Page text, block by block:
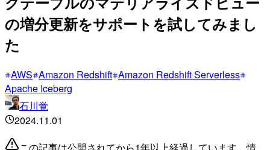
の増分更新をサポートを試してみまし
た
AWS Amazon Redshift Amazon Redshift Serverless
Apache Iceberg
石川覚
2024.11.01
この記事は公開されてから1年以上経過しています。情